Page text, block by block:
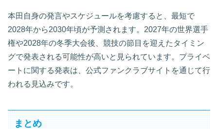
本田自身の発言やスケジュールを考慮すると、最短で
2028年から2030年頃が予測されます。2027年の世界選手
権や2028年の冬季大会後、競技の節目を迎えたタイミン
グで発表される可能性が高いと見られています。プライベ
ートに関する発表は、公式ファンクラブサイトを通じて行
われる見込みです。
まとめ